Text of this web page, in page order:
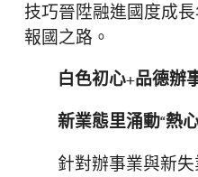
技巧晉陞融進國度成
報國之路。
白色初心+品德辦
新業態里涌動“熱
針對辦事業與新